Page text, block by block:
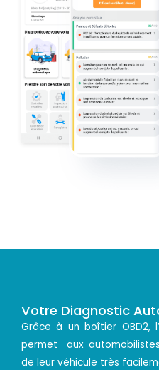
Votre Diagnostic
Grâce à un boîtier OBD2,
permet aux
de leur véhicule très